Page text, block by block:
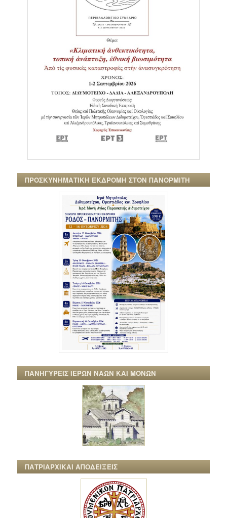
ΠΡΟΣΚΥΝΗΜΑΤΙΚΗ ΕΚΔΡΟΜΗ ΣΤΟΝ ΠΑΝΟΡΜΙΤΗ
ΠΑΝΗΓΥΡΕΙΣ ΙΕΡΩΝ ΝΑΩΝ ΚΑΙ ΜΟΝΩΝ
ΠΑΤΡΙΑΡΧΙΚΑΙ ΑΠΟΔΕΙΞΕΙΣ